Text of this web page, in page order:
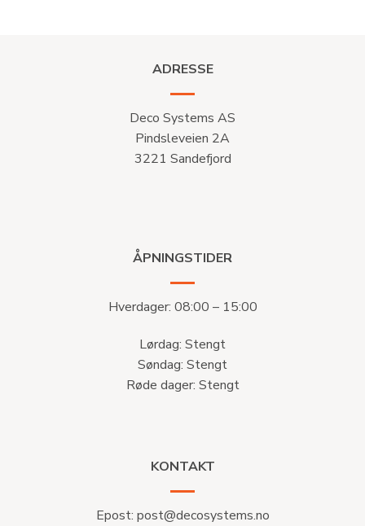
ADRESSE
Deco Systems AS
Pindsleveien 2A
3221 Sandefjord
ÅPNINGSTIDER
Hverdager: 08:00 – 15:00
Lørdag: Stengt
Søndag: Stengt
Røde dager: Stengt
KONTAKT
Epost: post@decosystems.no